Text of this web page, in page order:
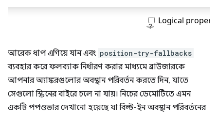
আরেক ধাপ এগিয়ে যান এবং position-try-fallbacks
ব্যবহার করে ফলব্যাক নির্ধারণ করার মাধ্যমে ব্রাউজারকে
আপনার অ্যাঙ্করগুলোর অবস্থান পরিবর্তন করতে দিন, যাতে
সেগুলো স্ক্রিনের বাইরে চলে না যায়। নিচের ডেমোটিতে এমন
একটি পপওভার দেখানো হয়েছে যা বিল্ট-ইন অবস্থান পরিবর্তনের